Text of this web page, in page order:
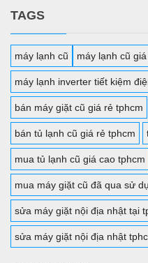
TAGS
máy lạnh cũ máy lạnh cũ
máy lạnh inverter tiết kiệm
bán máy giặt cũ giá rẻ tphcm
bán tủ lạnh cũ giá rẻ tphcm
mua tủ lạnh cũ giá cao tphcm
mua máy giặt cũ đã qua sử
sửa máy giặt nội địa nhật tại
sửa máy giặt nội địa nhật